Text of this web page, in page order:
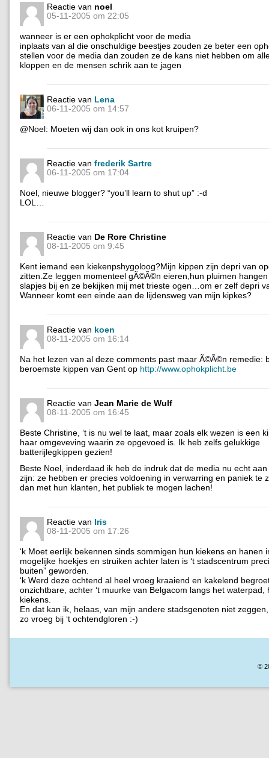
Reactie van noel
05-11-2005 om 22:05
wanneer is er een ophokplicht voor de media
inplaats van al die onschuldige beestjes zouden ze beter een
stellen voor de media dan zouden ze de kans niet hebben om
kloppen en de mensen schrik aan te jagen
Reactie van Lena
06-11-2005 om 14:57
@Noel: Moeten wij dan ook in ons kot kruipen?
Reactie van frederik Sartre
06-11-2005 om 17:04
Noel, nieuwe blogger? “you’ll learn to shut up” :-d
LOL…
Reactie van De Rore Christine
08-11-2005 om 9:45
Kent iemand een kiekenpshygoloog?Mijn kippen zijn depri van
zitten.Ze leggen momenteel gÃ©Ã©n eieren,hun pluimen
slapjes bij en ze bekijken mij met trieste ogen…om er zelf depri
Wanneer komt een einde aan de lijdensweg van mijn kipkes?
Reactie van koen
08-11-2005 om 16:14
Na het lezen van al deze comments past maar Ã©Ã©n remedie:
beroemste kippen van Gent op http://www.ophokplicht.be
Reactie van Jean Marie de Wulf
08-11-2005 om 16:45
Beste Christine, ‘t is nu wel te laat, maar zoals elk wezen is een
haar omgeveving waarin ze opgevoed is. Ik heb zelfs gelukkige
batterijlegkippen gezien!
Beste Noel, inderdaad ik heb de indruk dat de media nu echt
zijn: ze hebben er precies voldoening in verwarring en paniek te
dan met hun klanten, het publiek te mogen lachen!
Reactie van Iris
08-11-2005 om 17:26
‘k Moet eerlijk bekennen sinds sommigen hun kiekens en hanen
mogelijke hoekjes en struiken achter laten is ‘t stadscentrum
buiten” geworden.
‘k Werd deze ochtend al heel vroeg kraaiend en kakelend
onzichtbare, achter ‘t muurke van Belgacom langs het waterpad,
kiekens.
En dat kan ik, helaas, van mijn andere stadsgenoten niet
zo vroeg bij ‘t ochtendgloren :-)
©